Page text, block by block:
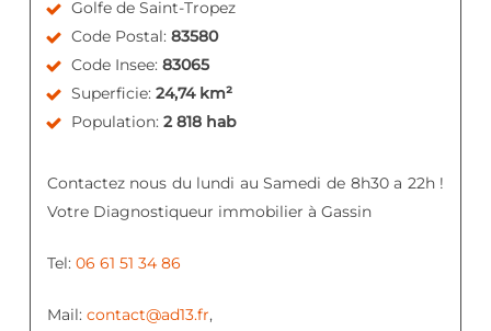
Golfe de Saint-Tropez
Code Postal: 83580
Code Insee: 83065
Superficie: 24,74 km²
Population: 2 818 hab
Contactez nous du lundi au Samedi de 8h30 a 22h !
Votre Diagnostiqueur immobilier à Gassin
Tel: 06 61 51 34 86
Mail: contact@ad13.fr,